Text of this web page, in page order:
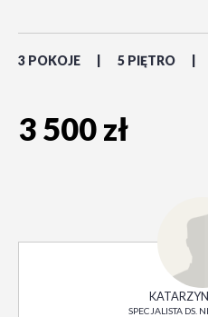
3 POKOJE 5 PIĘTRO
3 500 zł
SPECJALISTA DS.